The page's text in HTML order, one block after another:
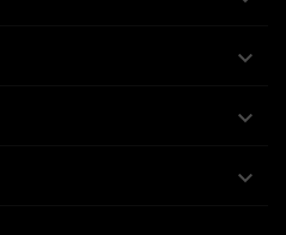


